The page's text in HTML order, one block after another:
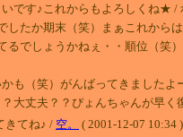
です♪これからもよろしくね★ /
たか期末（笑）まぁこれから
るでしょうかねぇ・・順位（笑
（笑）がんばってきましたよ
丈夫？？ぴょんちゃんが早く
きてね♪ / 空。
( 2001-12-07 10:34 )